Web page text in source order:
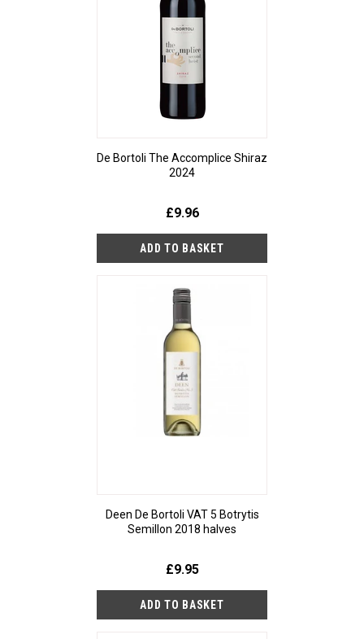
De Bortoli The Accomplice Shiraz
2024
£9.96
Deen De Bortoli VAT 5 Botrytis
Semillon 2018 halves
£9.95